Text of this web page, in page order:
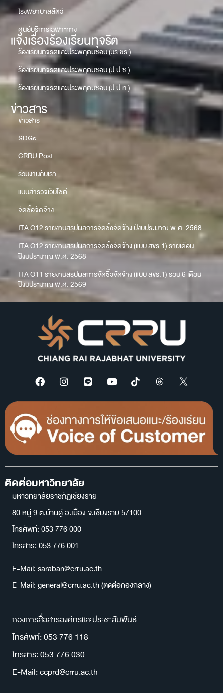
โรงพยาบาลสัตว์
ศูนย์บริการเฉพาะทาง
แจ้งเรื่องร้องเรียนทุจริต
ร้องเรียนทุจริตและประพฤติมิชอบ (มร.ชร.)
ร้องเรียนทุจริตและประพฤติมิชอบ (ป.ป.ช.)
ร้องเรียนทุจริตและประพฤติมิชอบ (ป.ป.ท.)
ข่าวสาร
ข่าวสาร
SDGs
CRRU Post
ร่วมงานกับเรา
แบบสำรวจเว็บไซต์
จัดซื้อจัดจ้าง
ITA O12 รายงานสรุปผลการจัดซื้อจัดจ้าง ปีงบประมาณ พ.ศ. 2568
ITA O12 รายงานสรุปผลการจัดซื้อจัดจ้าง (แบบ สขร.1) รายเดือน
ปีงบประมาณ พ.ศ. 2568
ITA O11 รายงานสรุปผลการจัดซื้อจัดจ้าง (แบบ สขร.1) รอบ 6 เดือน
ปีงบประมาณ พ.ศ. 2569
ติดต่อมหาวิทยาลัย
มหาวิทยาลัยราชภัฏเชียงราย
80 หมู่ 9 ต.บ้านดู่ อ.เมือง จ.เชียงราย 57100
โทรศัพท์: 053 776 000
โทรสาร: 053 776 001
E-Mail: saraban@crru.ac.th
E-Mail: general@crru.ac.th (ติดต่อกองกลาง)
กองการสื่อสารองค์กรและประชาสัมพันธ์
โทรศัพท์: 053 776 118
โทรสาร: 053 776 030
E-Mail: ccprd@crru.ac.th